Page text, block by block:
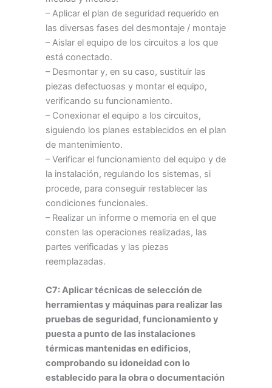
– Aplicar el plan de seguridad requerido en
las diversas fases del desmontaje / montaje
– Aislar el equipo de los circuitos a los que
está conectado.
– Desmontar y, en su caso, sustituir las
piezas defectuosas y montar el equipo,
verificando su funcionamiento.
– Conexionar el equipo a los circuitos,
siguiendo los planes establecidos en el plan
de mantenimiento.
– Verificar el funcionamiento del equipo y de
la instalación, regulando los sistemas, si
procede, para conseguir restablecer las
condiciones funcionales.
– Realizar un informe o memoria en el que
consten las operaciones realizadas, las
partes verificadas y las piezas
reemplazadas.
C7: Aplicar técnicas de selección de
herramientas y máquinas para realizar las
pruebas de seguridad, funcionamiento y
puesta a punto de las instalaciones
térmicas mantenidas en edificios,
comprobando su idoneidad con lo
establecido para la obra o documentación